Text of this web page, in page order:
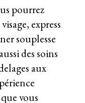
pourrez
express
souplesse
des soins
aux
vous